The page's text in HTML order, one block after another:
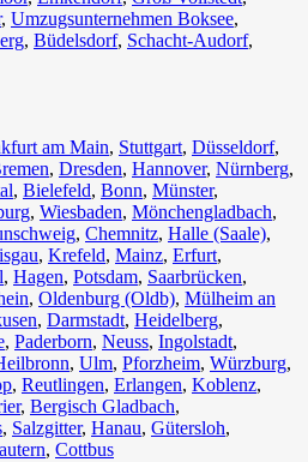
, Umzugsunternehmen Boksee,
, Büdelsdorf, Schacht-Audorf,
am Main, Stuttgart, Düsseldorf,
, Dresden, Hannover, Nürnberg,
, Bielefeld⁠, Bonn⁠, Münster⁠,
, Wiesbaden⁠, Mönchengladbach⁠,
, Chemnitz⁠, Halle (Saale)⁠,
⁠, Krefeld⁠, Mainz⁠, Erfurt,
, Hagen, Potsdam, Saarbrücken⁠,
⁠, Oldenburg (Oldb), Mülheim an
, Darmstadt⁠, Heidelberg,
, Paderborn, Neuss, Ingolstadt,
, Ulm⁠, Pforzheim, Würzburg,
, Reutlingen, Erlangen⁠, Koblenz,
, Bergisch Gladbach,
, Salzgitter⁠, Hanau, Gütersloh,
, Cottbus⁠